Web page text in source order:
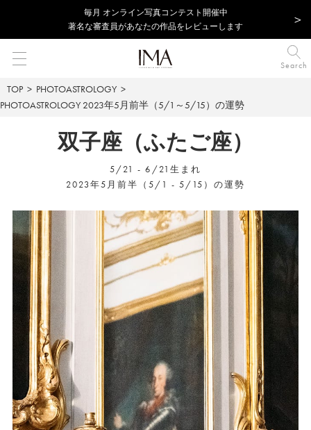
毎⽉ オンライン写真コンテスト開催中
著名な審査員があなたの作品をレビューします
Search
TOP
PHOTOASTROLOGY
PHOTOASTROLOGY 2023年5月前半（5/1～5/15）の運勢
双子座（ふたご座）
5/21 - 6/21生まれ
2023年5月前半（5/1 - 5/15）の運勢